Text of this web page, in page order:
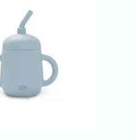
Comprar